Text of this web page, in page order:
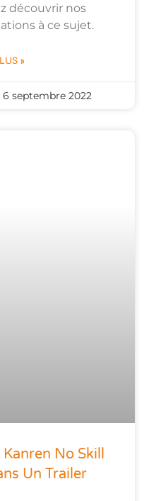
découvrir nos
à ce sujet.
»
6 septembre 2022
No Skill
Un Trailer